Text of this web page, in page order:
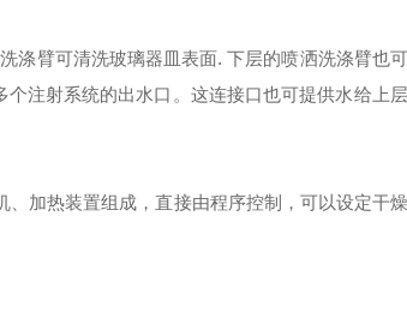
涤臂可清洗玻璃器皿表面.下层的喷洒洗涤臂也
注射系统的出水口。这连接口也可提供水给上
、加热装置组成，直接由程序控制，可以设定干